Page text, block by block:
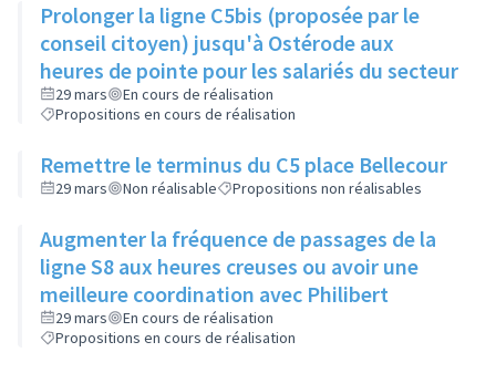
Prolonger la ligne C5bis (proposée par le
conseil citoyen) jusqu'à Ostérode aux
heures de pointe pour les salariés du secteur
29 mars
En cours de réalisation
Propositions en cours de réalisation
Remettre le terminus du C5 place Bellecour
29 mars Non réalisable Propositions non réalisables
Augmenter la fréquence de passages de la
ligne S8 aux heures creuses ou avoir une
meilleure coordination avec Philibert
29 mars
En cours de réalisation
Propositions en cours de réalisation